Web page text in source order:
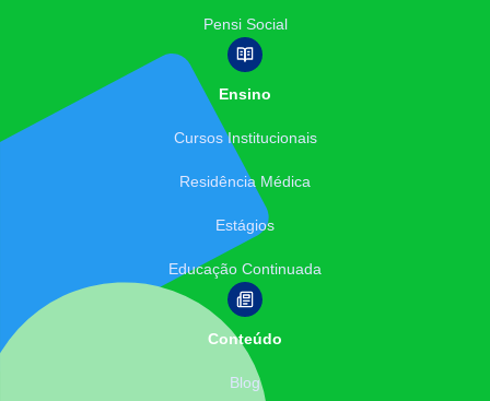
Pensi Social
Ensino
Cursos Institucionais
Residência Médica
Estágios
Educação Continuada
Conteúdo
Blog